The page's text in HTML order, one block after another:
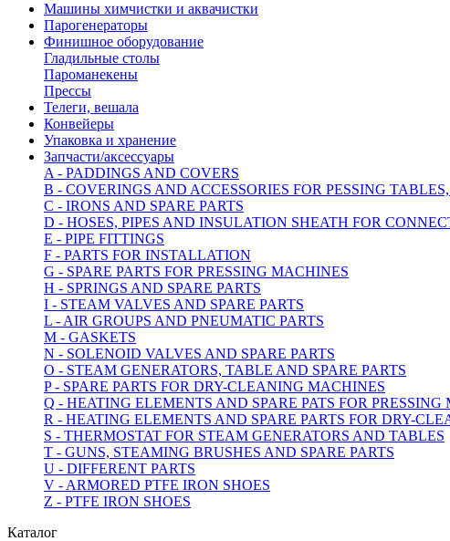
Машины химчистки и аквачистки
Парогенераторы
Финишное оборудование
Гладильные столы
Пароманекены
Прессы
Телеги, вешала
Конвейеры
Упаковка и хранение
Запчасти/аксессуары
A - PADDINGS AND COVERS
B - COVERINGS AND ACCESSORIES FOR PESSING
C - IRONS AND SPARE PARTS
D - HOSES, PIPES AND INSULATION SHEATH FOR
E - PIPE FITTINGS
F - PARTS FOR INSTALLATION
G - SPARE PARTS FOR PRESSING MACHINES
H - SPRINGS AND SPARE PARTS
I - STEAM VALVES AND SPARE PARTS
L - AIR GROUPS AND PNEUMATIC PARTS
M - GASKETS
N - SOLENOID VALVES AND SPARE PARTS
O - STEAM GENERATORS, TABLE AND SPARE PARTS
P - SPARE PARTS FOR DRY-CLEANING MACHINES
Q - HEATING ELEMENTS AND SPARE PATS FOR PRESSING
R - HEATING ELEMENTS AND SPARE PARTS FOR DRY-
S - THERMOSTAT FOR STEAM GENERATORS AND TABLES
T - GUNS, STEAMING BRUSHES AND SPARE PARTS
U - DIFFERENT PARTS
V - ARMORED PTFE IRON SHOES
Z - PTFE IRON SHOES
Каталог